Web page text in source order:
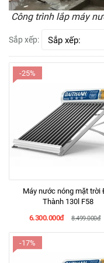
Công trình lắp máy
Sắp xếp:
-25%
Máy nước nóng mặt trời
Thành 130l F58
6.300.000đ
8.499.000đ
-17%